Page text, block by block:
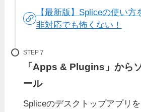
【最新版】Spliceの使い
非対応でも怖くない！
STEP
「Apps & Plugins」から
ール
Spliceのデスクトップアプリ